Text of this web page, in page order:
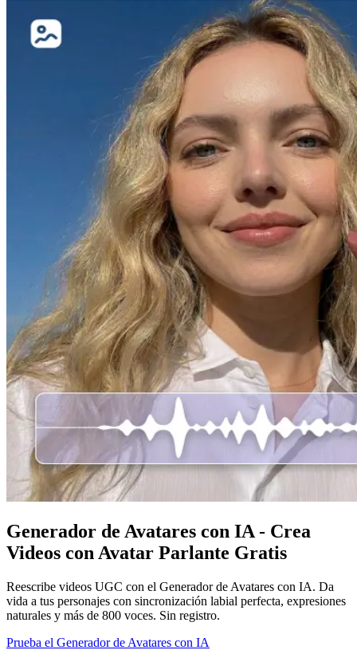
Generador de Avatares con IA - Crea
Videos con Avatar Parlante Gratis
Reescribe videos UGC con el Generador de Avatares con IA. Da
vida a tus personajes con sincronización labial perfecta, expresiones
naturales y más de 800 voces. Sin registro.
Prueba el Generador de Avatares con IA